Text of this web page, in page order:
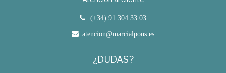
(+34) 91 304 33 03
atencion@marcialpons.es
¿DUDAS?